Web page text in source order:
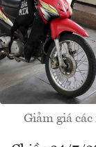
Giảm giá